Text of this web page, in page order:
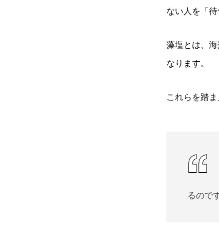
ない人を「待
藻塩とは、
なります。
これらを踏
るので